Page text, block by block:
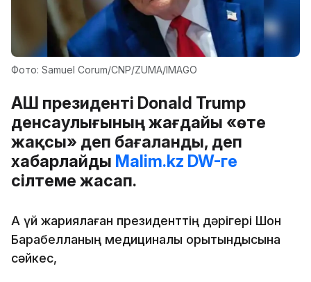
Фото: Samuel Corum/CNP/ZUMA/IMAGO
АҚШ президенті Donald Trump
денсаулығының жағдайы «өте
жақсы» деп бағаланды, деп
хабарлайды Malim.kz DW-ге
сілтеме жасап.
Ақ үй жариялаған президенттің дәрігері Шон
Барабелланың медициналық қорытындысына
сәйкес,